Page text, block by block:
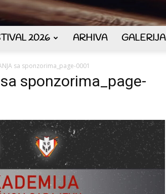
ART
2026 ARHIVA GALERIJA
sa sponzorima_page-0001
sponzorima_page-